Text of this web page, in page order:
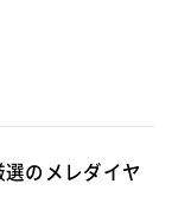
のメレダイヤ